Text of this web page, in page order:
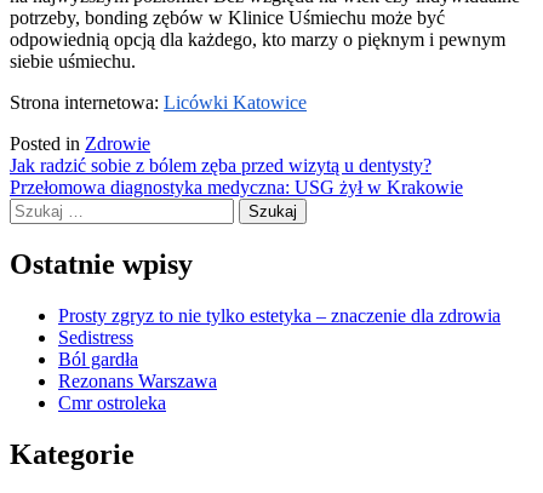
potrzeby, bonding zębów w Klinice Uśmiechu może być
odpowiednią opcją dla każdego, kto marzy o pięknym i pewnym
siebie uśmiechu.
Strona internetowa: Licówki Katowice
Posted in Zdrowie
Nawigacja
wpisu
Jak radzić sobie z bólem zęba przed wizytą u dentysty?
Przełomowa diagnostyka medyczna: USG żył w Krakowie
Szukaj:
Ostatnie wpisy
Prosty zgryz to nie tylko estetyka – znaczenie dla zdrowia
Sedistress
Ból gardła
Rezonans Warszawa
Cmr ostroleka
Kategorie